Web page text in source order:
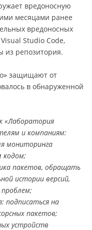
вредоносную
месяцами ранее
вредоносных
Studio Code,
из репозитория.
защищают от
в обнаруженной
«Лаборатория
и компаниям:
мониторинга
кодом;
пакетов, обращать
истории версий,
подписаться на
пакетов;
устройств